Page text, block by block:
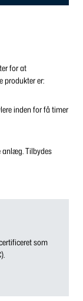
for at
produkter er:
inden for få timer
anlæg. Tilbydes
som